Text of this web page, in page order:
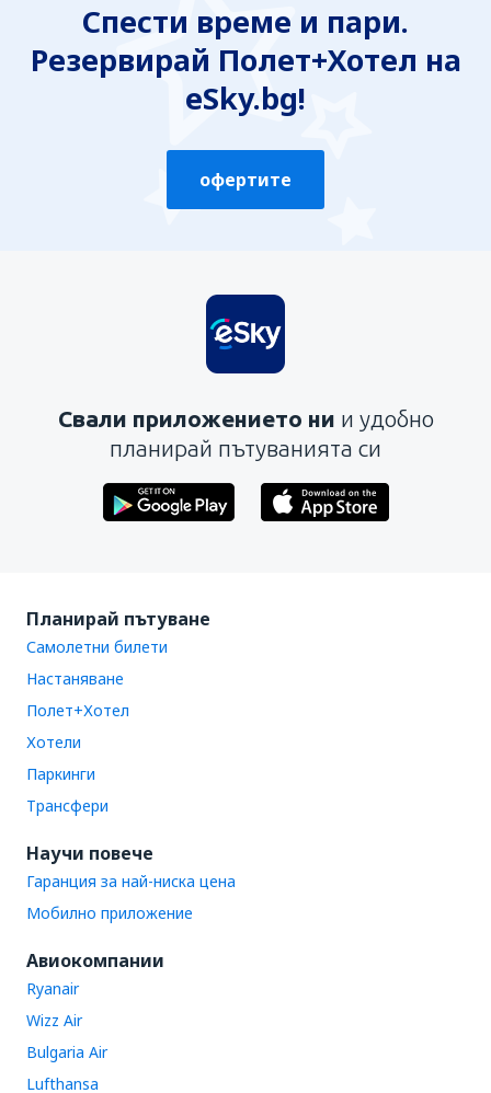
Неточна
Неизчерпателна
Твърде обемна
Спести време и пари.
Резервирай Полет+Хотел на
eSky.bg!
офертите
Свали приложението ни и удобно
планирай пътуванията си
Планирай пътуване
Самолетни билети
Настаняване
Полет+Хотел
Хотели
Паркинги
Трансфери
Научи повече
Гаранция за най-ниска цена
Мобилно приложение
Авиокомпании
Ryanair
Wizz Air
Bulgaria Air
Lufthansa